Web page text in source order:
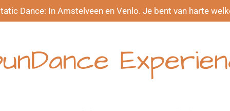
Dance: In Amstelveen en Venlo. Je bent van harte